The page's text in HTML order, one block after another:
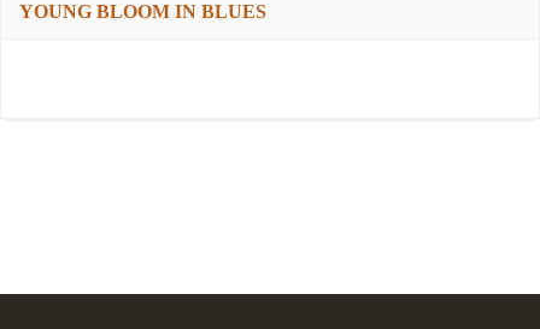
YOUNG BLOOM IN BLUES